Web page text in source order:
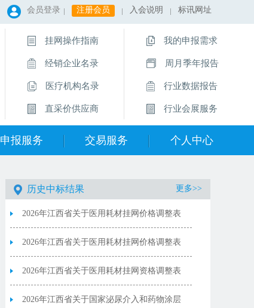
会员登录 注册会员 入会说明 标讯网址
挂网操作指南
经销企业名录
医疗机构名录
直采价供应商
我的申报需求
周月季年报告
行业数据报告
行业会展服务
申报服务 交易服务 个人中心
历史中标结果 更多>>
2026年江西省关于医用耗材挂网价格调整表
（耗材）8.5
2026年江西省关于医用耗材挂网价格调整表
（试剂）
2026年江西省关于医用耗材挂网资格调整表
2026年江西省关于国家泌尿介入和药物涂层